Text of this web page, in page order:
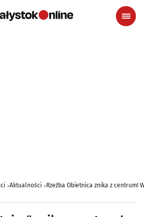
Aktualności Rzeźba Obietnica znika z centrum!